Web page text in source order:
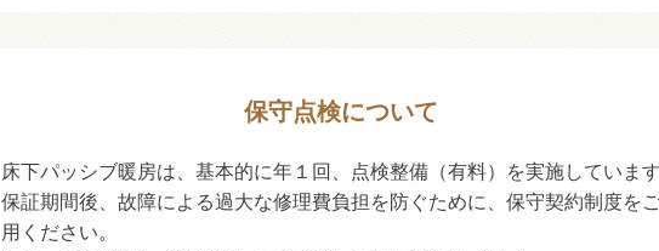
保守点検について
床下パッシブ暖房は、基本的に年１回、点検整備（有料）を実施しています
保証期間後、故障による過大な修理費負担を防ぐために、保守契約制度を
用ください。